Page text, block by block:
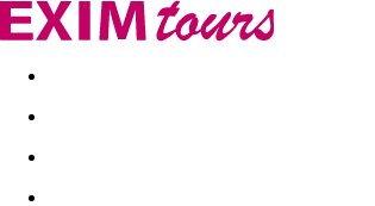
Akční nabídky Last minute